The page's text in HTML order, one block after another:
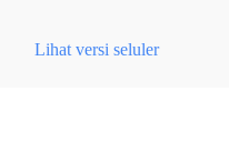
Lihat versi seluler